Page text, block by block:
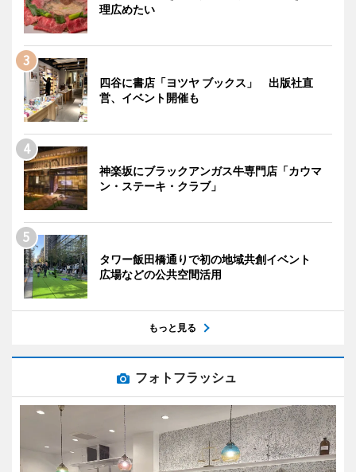
理広めたい
四谷に書店「ヨツヤ ブックス」 出版社直
営、イベント開催も
神楽坂にブラックアンガス牛専門店「カウマ
ン・ステーキ・クラブ」
タワー飯田橋通りで初の地域共創イベント
広場などの公共空間活用
もっと見る
フォトフラッシュ